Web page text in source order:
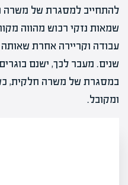
להתחייב למסגרת של משרה
שמאות נזקי רכוש מהווה
עבודה וקריירה אחרת
שנים. מעבר לכך, ישנם
במסגרת של משרה חלקית,
ומקובל.